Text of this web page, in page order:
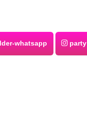
whatsapp party